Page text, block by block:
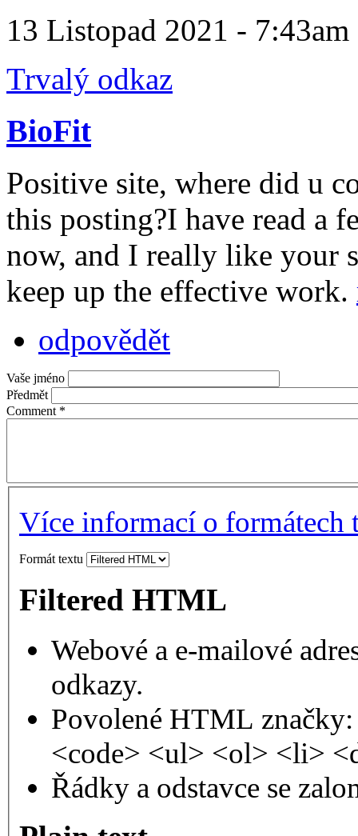
13 Listopad 2021 - 7:43am
Trvalý odkaz
BioFit
Positive site, where did u
this posting?I have read a
now, and I really like your
keep up the effective work.
odpovědět
Vaše jméno
Předmět
Comment *
Více informací o formátech
Formát textu
Filtered HTML
Webové a e-mailové
odkazy.
Povolené HTML
<code> <ul> <ol> <li>
Řádky a odstavce se